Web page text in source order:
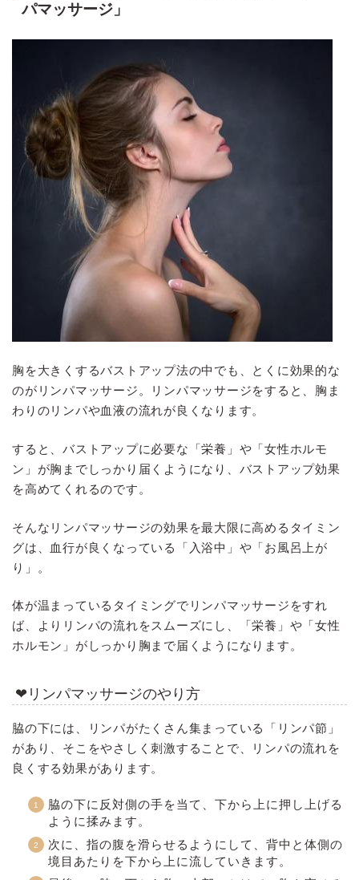
パマッサージ」
胸を大きくするバストアップ法の中でも、とくに効果的な
のがリンパマッサージ。リンパマッサージをすると、胸ま
わりのリンパや血液の流れが良くなります。
すると、バストアップに必要な「栄養」や「女性ホルモ
ン」が胸までしっかり届くようになり、バストアップ効果
を高めてくれるのです。
そんなリンパマッサージの効果を最大限に高めるタイミン
グは、血行が良くなっている「入浴中」や「お風呂上が
り」。
体が温まっているタイミングでリンパマッサージをすれ
ば、よりリンパの流れをスムーズにし、「栄養」や「女性
ホルモン」がしっかり胸まで届くようになります。
❤リンパマッサージのやり方
脇の下には、リンパがたくさん集まっている「リンパ節」
があり、そこをやさしく刺激することで、リンパの流れを
良くする効果があります。
脇の下に反対側の手を当て、下から上に押し上げる
ように揉みます。
次に、指の腹を滑らせるようにして、背中と体側の
境目あたりを下から上に流していきます。